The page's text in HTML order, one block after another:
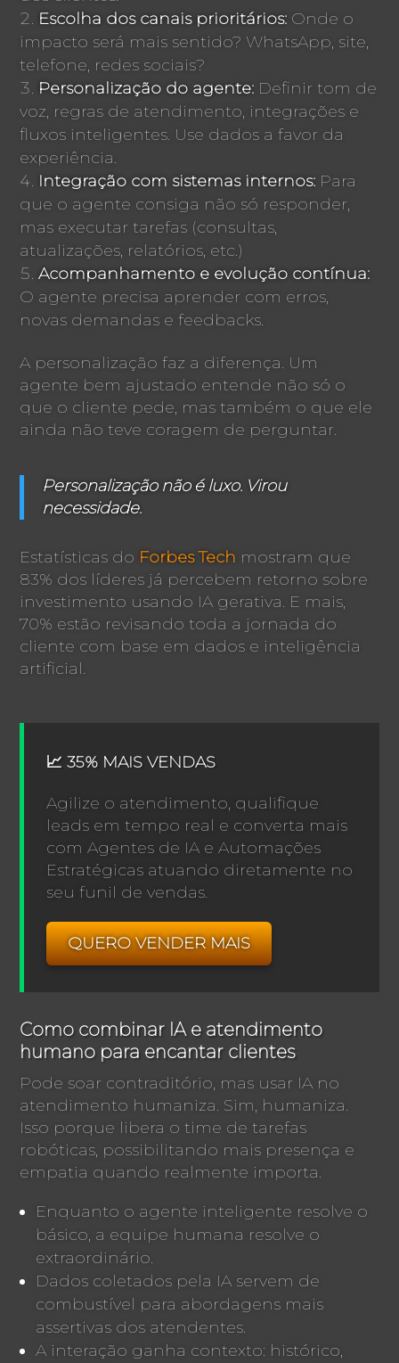
Escolha dos canais prioritários: Onde o
impacto será mais sentido? WhatsApp, site,
telefone, redes sociais?
Personalização do agente: Definir tom de
voz, regras de atendimento, integrações e
fluxos inteligentes. Use dados a favor da
experiência.
Integração com sistemas internos: Para
que o agente consiga não só responder,
mas executar tarefas (consultas,
atualizações, relatórios, etc.)
Acompanhamento e evolução contínua:
O agente precisa aprender com erros,
novas demandas e feedbacks.
A personalização faz a diferença. Um
agente bem ajustado entende não só o
que o cliente pede, mas também o que ele
ainda não teve coragem de perguntar.
Personalização não é luxo. Virou
necessidade.
Estatísticas do Forbes Tech mostram que
83% dos líderes já percebem retorno sobre
investimento usando IA gerativa. E mais,
70% estão revisando toda a jornada do
cliente com base em dados e inteligência
artificial.
📈 35% MAIS VENDAS
Agilize o atendimento, qualifique
leads em tempo real e converta mais
com Agentes de IA e Automações
Estratégicas atuando diretamente no
seu funil de vendas.
QUERO VENDER MAIS
Como combinar IA e atendimento
humano para encantar clientes
Pode soar contraditório, mas usar IA no
atendimento humaniza. Sim, humaniza.
Isso porque libera o time de tarefas
robóticas, possibilitando mais presença e
empatia quando realmente importa.
Enquanto o agente inteligente resolve o
básico, a equipe humana resolve o
extraordinário.
Dados coletados pela IA servem de
combustível para abordagens mais
assertivas dos atendentes.
A interação ganha contexto: histórico,